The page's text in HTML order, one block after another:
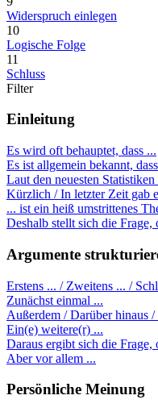
Widerspruch einlegen
10
Logische Folge
11
Schluss
Filter
Einleitung
Es wird oft behauptet, dass ...
Es ist allgemein bekannt,
Laut den neuesten Statistiken
Kürzlich / In letzter Zeit gab
... ist ein heiß umstrittenes
Deshalb stellt sich die Frage,
Argumente
Erstens ... / Zweitens ... /
Zunächst einmal ...
Außerdem / Darüber hinaus
Ein(e) weitere(r) ...
Daraus ergibt sich die Frage,
Aber vor allem ...
Persönliche Meinung